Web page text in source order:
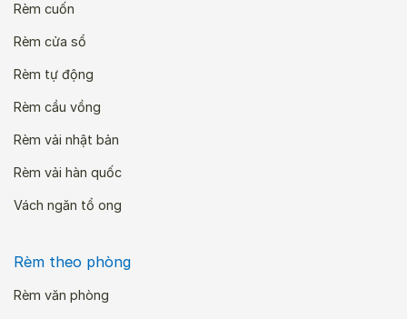
Rèm cuốn
Rèm cửa sổ
Rèm tự động
Rèm cầu vồng
Rèm vải nhật bản
Rèm vải hàn quốc
Vách ngăn tổ ong
Rèm theo phòng
Rèm văn phòng